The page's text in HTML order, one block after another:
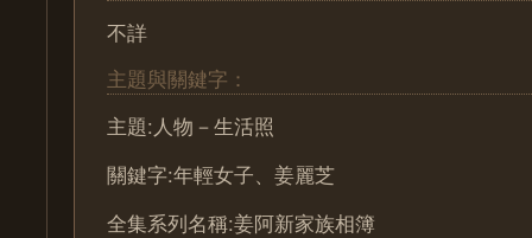
不詳
主題與關鍵字：
主題:人物－生活照
關鍵字:年輕女子、姜麗芝
全集系列名稱:姜阿新家族相簿